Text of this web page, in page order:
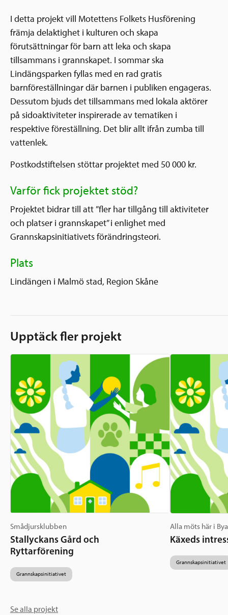
I detta projekt vill Motettens Folkets Husförening
främja delaktighet i kulturen och skapa
förutsättningar för barn att leka och skapa
tillsammans i grannskapet. I sommar ska
Lindängsparken fyllas med en rad gratis
barnföreställningar där barnen i publiken engageras.
Dessutom bjuds det tillsammans med lokala aktörer
på sidoaktiviteter inspirerade av tematiken i
respektive föreställning. Det blir allt ifrån zumba till
vattenlek.
Postkodstiftelsen stöttar projektet med 50 000 kr.
Varför fick projektet stöd?
Projektet bidrar till att ”fler har tillgång till aktiviteter
och platser i grannskapet” i enlighet med
Grannskapsinitiativets förändringsteori.
Plats
Lindängen i Malmö stad, Region Skåne
Upptäck fler projekt
Smådjursklubben
Stallyckans Gård och
Ryttarförening
Grannskapsinitiativet
Alla möts här i
Käxeds
Grannskapsinitiativet
Se alla projekt